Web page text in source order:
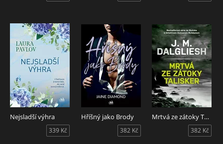
Nejsladší výhra
339 Kč
Hříšný jako Brody
382 Kč
Mrtvá ze zátoky Talisker
382 Kč